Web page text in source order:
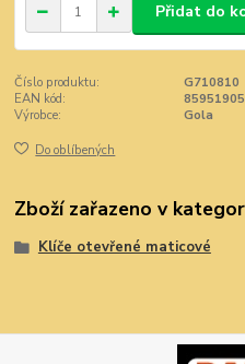
Přidat do
Číslo produktu:
G710810
EAN kód:
Výrobce:
Gola
Do oblíbených
Zboží zařazeno v
Klíče otevřené maticové